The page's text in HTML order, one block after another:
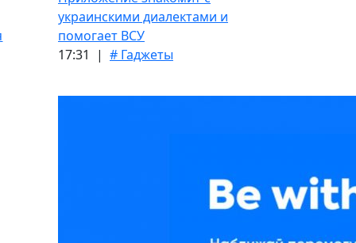
украинскими диалектами и
помогает ВСУ
17:31 | # Гаджеты